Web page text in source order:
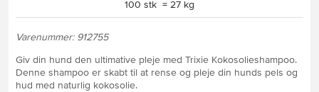
100 stk = 27 kg
Varenummer: 912755
Giv din hund den ultimative pleje med Trixie Kokosolieshampoo.
Denne shampoo er skabt til at rense og pleje din hunds pels og
hud med naturlig kokosolie.